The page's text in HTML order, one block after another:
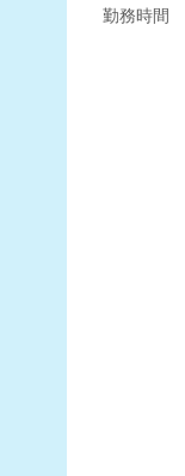
勤務時間